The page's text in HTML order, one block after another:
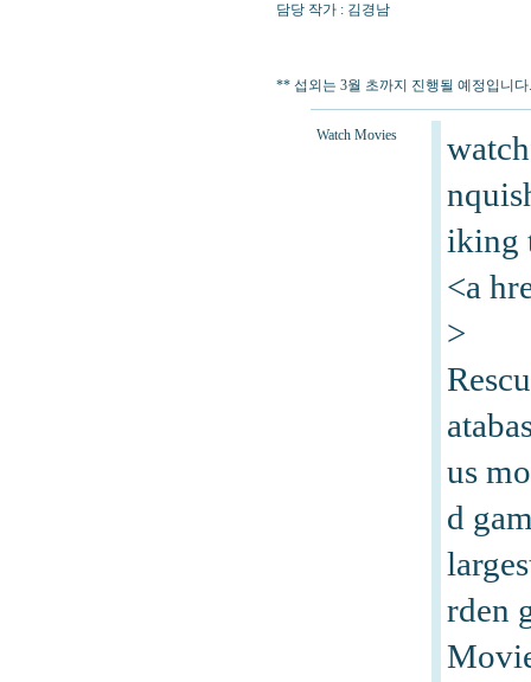
담당 작가 : 김경남
** 섭외는 3월 초까지 진행될 예정입니
Watch Movies
iking
<a
>
us
d
rden